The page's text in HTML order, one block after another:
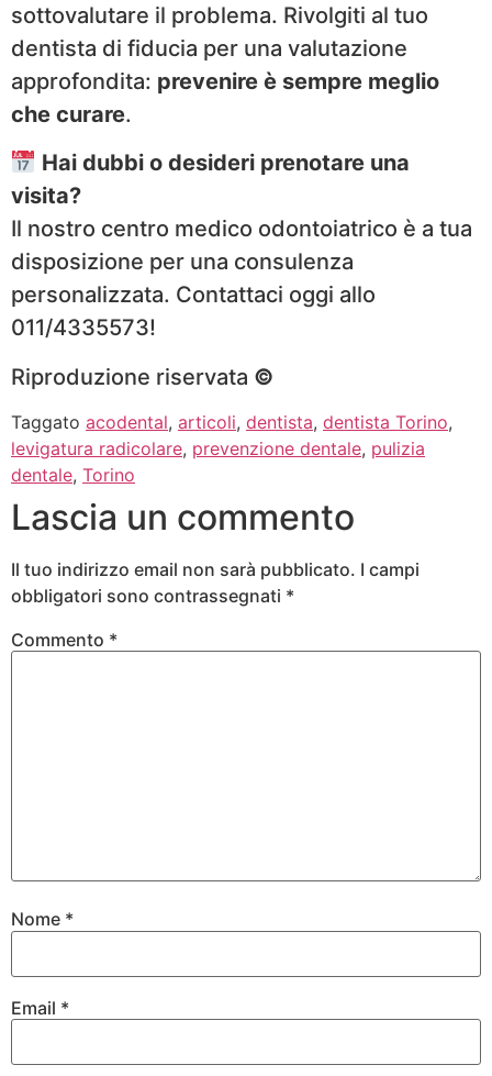
sottovalutare il problema. Rivolgiti al tuo
dentista di fiducia per una valutazione
approfondita: prevenire è sempre meglio
che curare.
Hai dubbi o desideri prenotare una
visita?
Il nostro centro medico odontoiatrico è a tua
disposizione per una consulenza
personalizzata. Contattaci oggi allo
011/4335573!
Riproduzione riservata ©
Taggato acodental, articoli, dentista, dentista Torino,
levigatura radicolare, prevenzione dentale, pulizia
dentale, Torino
Lascia un commento
Il tuo indirizzo email non sarà pubblicato. I campi
obbligatori sono contrassegnati *
Commento *
Nome *
Email *